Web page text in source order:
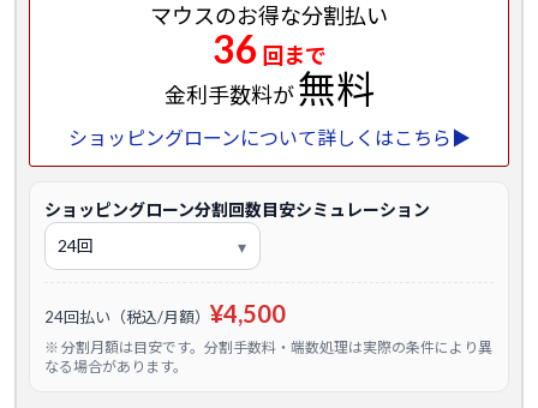
マウスのお得な分割払い
36 回まで
金利手数料が無料
ショッピングローンについて詳しくはこちら▶
ショッピングローン分割回数目安シミュレーション
24回払い（税込/月額） ¥4,500
※ 分割月額は目安です。分割手数料・端数処理は実際の条件により異
なる場合があります。